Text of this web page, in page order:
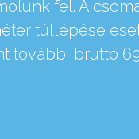
fel. A
túllépése
további bruttó